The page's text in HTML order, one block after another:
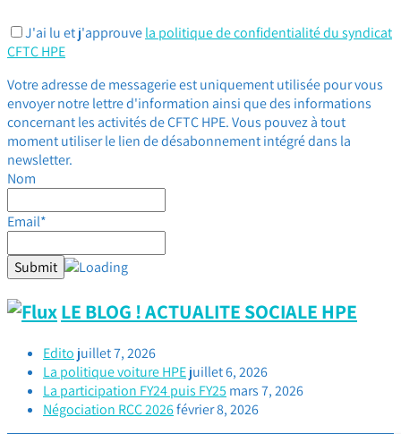
J'ai lu et j'approuvela politique de confidentialité du syndicat
CFTC HPE
Votre adresse de messagerie est uniquement utilisée pour vous
envoyer notre lettre d'information ainsi que des informations
concernant les activités de CFTC HPE. Vous pouvez à tout
moment utiliser le lien de désabonnement intégré dans la
newsletter.
Nom
Email*
LE BLOG ! ACTUALITE SOCIALE HPE
Edito juillet 7, 2026
La politique voiture HPEjuillet 6, 2026
La participation FY24 puis FY25 mars 7, 2026
Négociation RCC 2026février 8, 2026